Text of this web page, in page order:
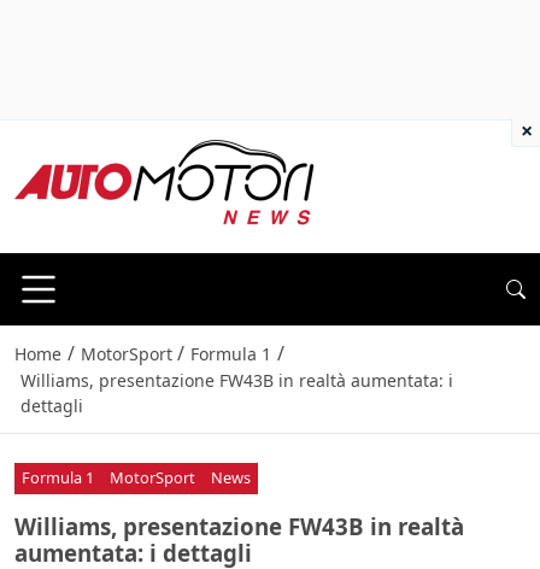
Home / MotorSport / Formula 1 /
Williams, presentazione FW43B in realtà aumentata: i
dettagli
Formula 1 MotorSport News
Williams, presentazione FW43B in realtà
aumentata: i dettagli
×